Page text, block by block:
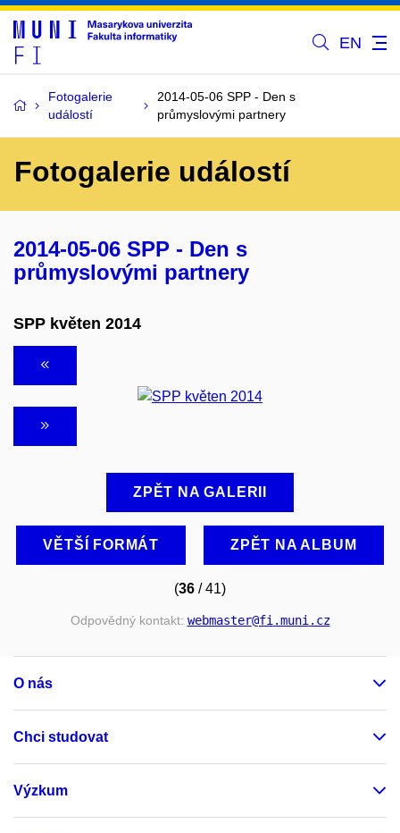
EN
Fotogalerie
událostí
2014-05-06 SPP - Den s
průmyslovými partnery
Fotogalerie událostí
2014-05-06 SPP - Den s
průmyslovými partnery
SPP květen 2014
ZPĚT NA GALERII
VĚTŠÍ FORMÁT ZPĚT NA ALBUM
(36 / 41)
Odpovědný kontakt: webmaster@fi.muni.cz
O nás
Chci studovat
Výzkum